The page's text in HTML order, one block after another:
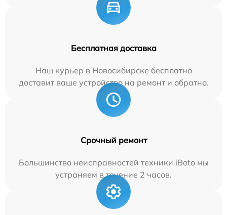
Бесплатная доставка
Наш курьер в Новосибирске бесплатно
доставит ваше устройство на ремонт и обратно.
Срочный ремонт
Большинство неисправностей техники iBoto мы
устраняем в течение 2 часов.